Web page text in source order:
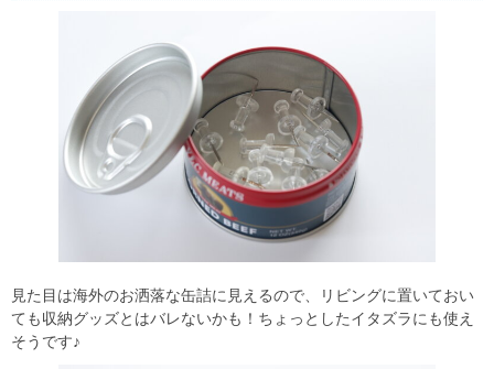
見た目は海外のお洒落な缶詰に見えるので、リビングに置いておい
ても収納グッズとはバレないかも！ちょっとしたイタズラにも使え
そうです♪